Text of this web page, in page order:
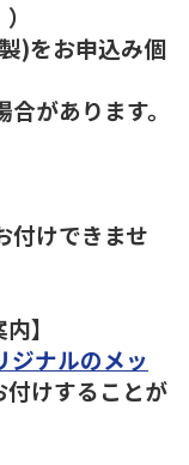
)をお申込み個
があります。
付けできませ
】
ジナルのメッ
けすることが